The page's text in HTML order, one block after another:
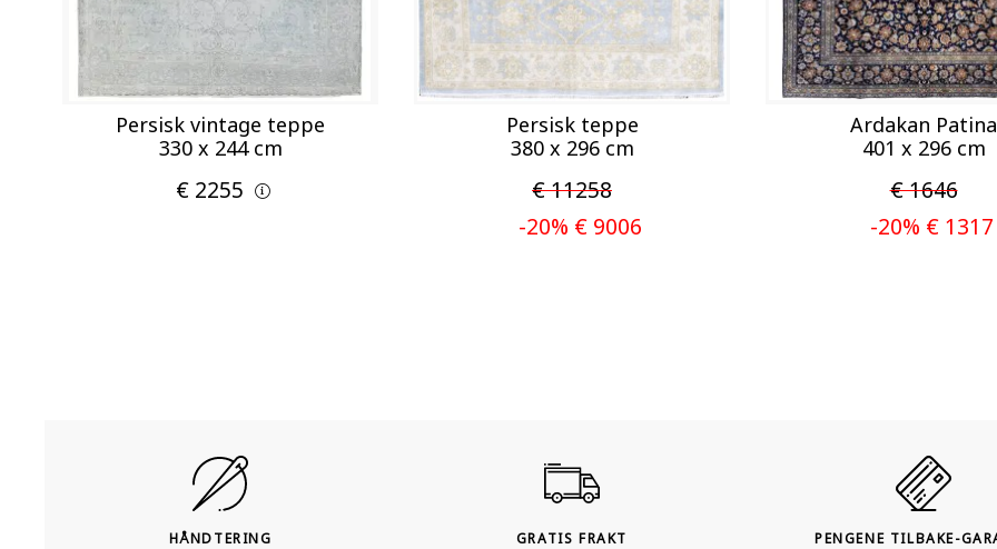
Persisk vintage teppe
330 x 244 cm
€ 2255
Persisk teppe
380 x 296 cm
€ 11258
-20% € 9006
Ardakan Patina
401 x 296 cm
€ 1646
-20% € 1317
HÅNDTERING GRATIS FRAKT PENGENE TILBAKE-